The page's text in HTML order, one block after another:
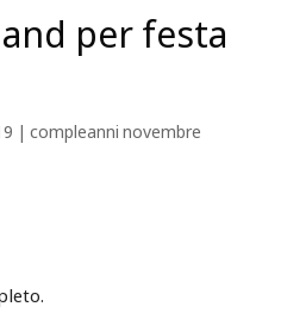
per festa
| compleanni novembre